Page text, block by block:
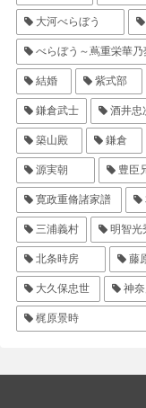
大河べらぼう
べらぼう～蔦重栄華乃
結婚 紫式部
鎌倉武士 酒井忠
築山殿 鎌倉
源実朝 豊臣
寛政重脩諸家譜
三浦義村 明智光
北条時房 藤
大久保忠世 神奈
梶原景時